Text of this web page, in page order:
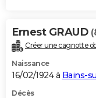
Ernest GRAUD
Créer une cagnotte
Naissance
16/02/1924 à Bains-
Décès